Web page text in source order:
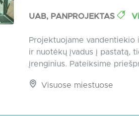
UAB, PANPROJEKTAS
Projektuojame vandentiekio
ir nuotėkų įvadus į pastatą,
įrenginius. Pateiksime
Visuose miestuose